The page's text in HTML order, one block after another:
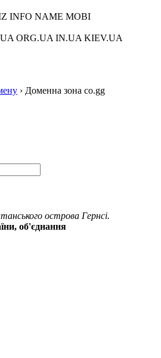
INFO NAME MOBI
ORG.UA IN.UA KIEV.UA
› Доменна зона co.gg
острова Гернсі.
об'єднання